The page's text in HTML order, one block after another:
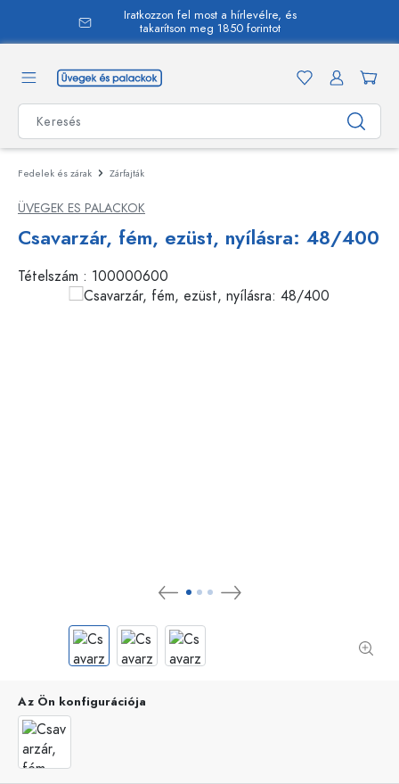
Iratkozzon fel most a hírlevélre, és
takarítson meg 1850 forintot
Fedelek és zárak Zárfajták
ÜVEGEK ES PALACKOK
Csavarzár, fém, ezüst, nyílásra: 48/400
Tételszám : 100000600
Az Ön konfigurációja